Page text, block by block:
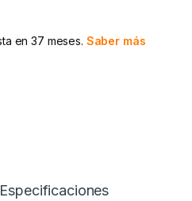
en 37 meses. Saber más
Especificaciones